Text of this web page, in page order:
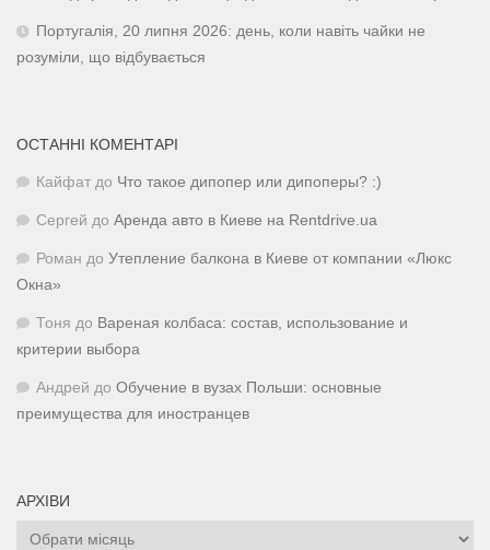
Португалія, 20 липня 2026: день, коли навіть чайки не
розуміли, що відбувається
ОСТАННІ КОМЕНТАРІ
Кайфат до Что такое дипопер или дипоперы? :)
Сергей до Аренда авто в Киеве на Rentdrive.ua
Роман до Утепление балкона в Киеве от компании «Люкс
Окна»
Тоня до Вареная колбаса: состав, использование и
критерии выбора
Андрей до Обучение в вузах Польши: основные
преимущества для иностранцев
АРХІВИ
Архіви